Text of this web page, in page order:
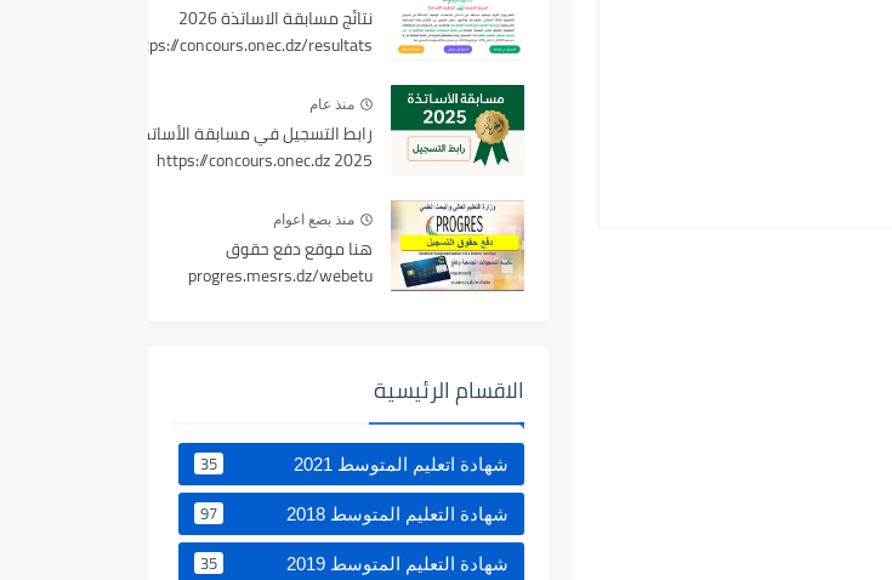
نتائج مسابقة الاساتذة 2026
https://concours.onec.dz/resultats
منذ عام
رابط التسجيل في مسابقة الأساتذة
2025 https://concours.onec.dz
منذ بضع اعوام
هنا موقع دفع حقوق
progres.mesrs.dz/webetu
الاقسام الرئيسية
شهادة اتعليم المتوسط 2021 35
شهادة التعليم المتوسط 2018 97
شهادة التعليم المتوسط 2019 35